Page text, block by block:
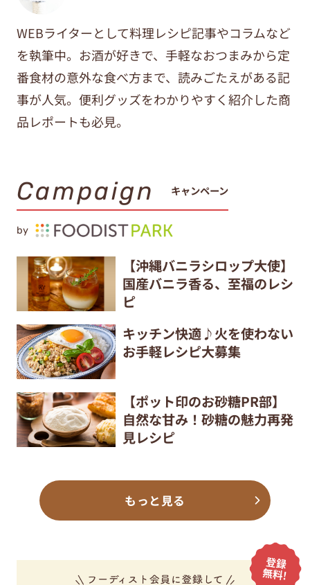
WEBライターとして料理レシピ記事やコラムなど
を執筆中。 お酒が好きで、手軽なおつまみから定
番食材の意外な食べ方まで、 読みごたえがある記
事が人気。便利グッズをわかりやすく紹介した商
品レポートも必見。
Campaign キャンペーン
by
【沖縄バニラシロップ大使】
国産バニラ香る、至福のレシ
ピ
キッチン快適♪火を使わない
お手軽レシピ大募集
【ポット印のお砂糖PR部】
自然な甘み！砂糖の魅力再発
見レシピ
もっと見る